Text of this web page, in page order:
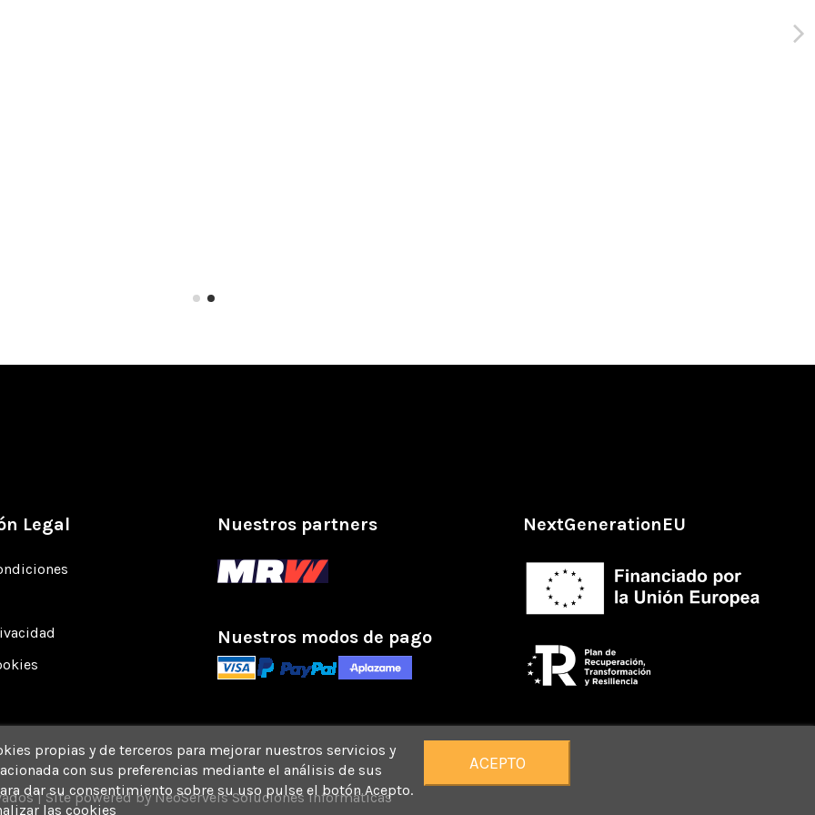
Legal Nuestros partners
Nuestros modos de pago
NextGenerationEU
propias y de terceros para mejorar nuestros servicios y
con sus preferencias mediante el análisis de sus
dar su consentimiento sobre su uso pulse el botón Acepto.
las cookies
ACEPTO
| Site powered byNeoServeis Soluciones Informáticas